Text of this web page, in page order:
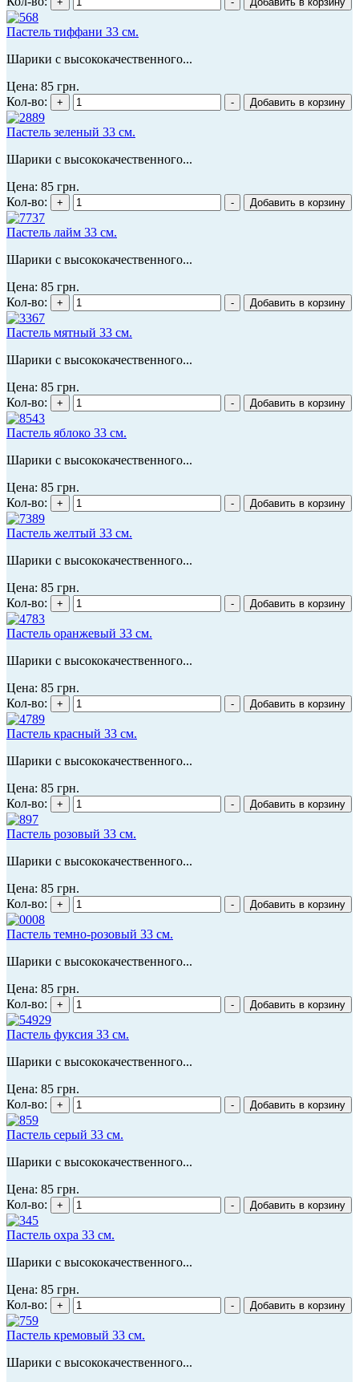
Пастель тиффани 33 см.
Шарики с высококачественного...
Цена: 85 грн.
Кол-во:
Пастель зеленый 33 см.
Шарики с высококачественного...
Цена: 85 грн.
Кол-во:
Пастель лайм 33 см.
Шарики с высококачественного...
Цена: 85 грн.
Кол-во:
Пастель мятный 33 см.
Шарики с высококачественного...
Цена: 85 грн.
Кол-во:
Пастель яблоко 33 см.
Шарики с высококачественного...
Цена: 85 грн.
Кол-во:
Пастель желтый 33 см.
Шарики с высококачественного...
Цена: 85 грн.
Кол-во:
Пастель оранжевый 33 см.
Шарики с высококачественного...
Цена: 85 грн.
Кол-во:
Пастель красный 33 см.
Шарики с высококачественного...
Цена: 85 грн.
Кол-во:
Пастель розовый 33 см.
Шарики с высококачественного...
Цена: 85 грн.
Кол-во:
Пастель темно-розовый 33 см.
Шарики с высококачественного...
Цена: 85 грн.
Кол-во:
Пастель фуксия 33 см.
Шарики с высококачественного...
Цена: 85 грн.
Кол-во:
Пастель серый 33 см.
Шарики с высококачественного...
Цена: 85 грн.
Кол-во:
Пастель охра 33 см.
Шарики с высококачественного...
Цена: 85 грн.
Кол-во:
Пастель кремовый 33 см.
Шарики с высококачественного...